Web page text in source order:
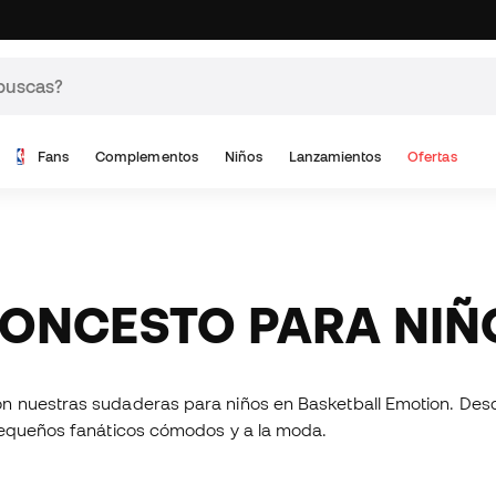
Fans Complementos Niños Lanzamientos Ofertas
PARA
sudaderas para niños en Basketball Emotion.
fanáticos cómodos y a la moda.